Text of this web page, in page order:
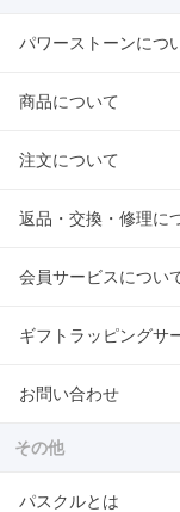
パワーストーンにつ
商品について
注文について
返品・交換・修理に
会員サービスについ
ギフトラッピングサ
お問い合わせ
その他
パスクルとは